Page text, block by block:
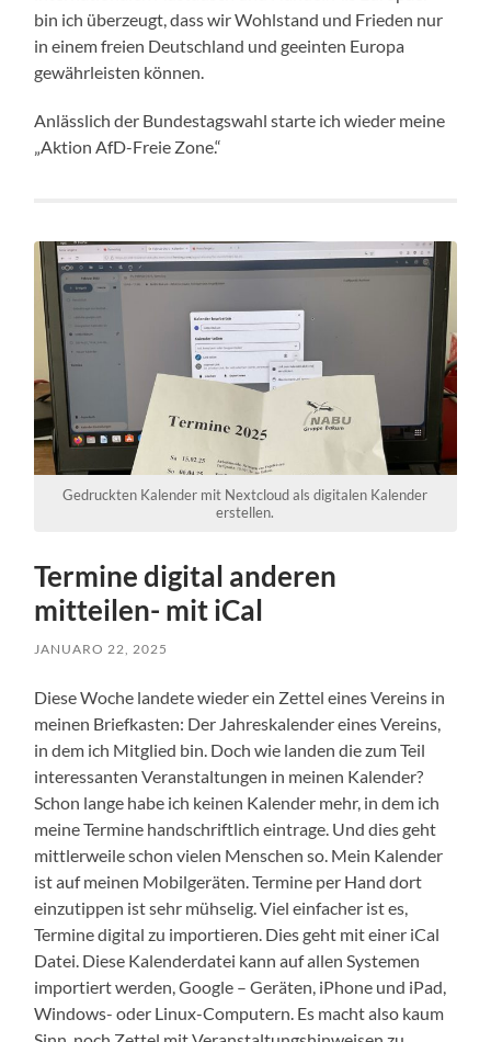
bin ich überzeugt, dass wir Wohlstand und Frieden nur
in einem freien Deutschland und geeinten Europa
gewährleisten können.
Anlässlich der Bundestagswahl starte ich wieder meine
„Aktion AfD-Freie Zone.“
Gedruckten Kalender mit Nextcloud als digitalen Kalender
erstellen.
Termine digital anderen
mitteilen- mit iCal
JANUARO 22, 2025
Diese Woche landete wieder ein Zettel eines Vereins in
meinen Briefkasten: Der Jahreskalender eines Vereins,
in dem ich Mitglied bin. Doch wie landen die zum Teil
interessanten Veranstaltungen in meinen Kalender?
Schon lange habe ich keinen Kalender mehr, in dem ich
meine Termine handschriftlich eintrage. Und dies geht
mittlerweile schon vielen Menschen so. Mein Kalender
ist auf meinen Mobilgeräten. Termine per Hand dort
einzutippen ist sehr mühselig. Viel einfacher ist es,
Termine digital zu importieren. Dies geht mit einer iCal
Datei. Diese Kalenderdatei kann auf allen Systemen
importiert werden, Google – Geräten, iPhone und iPad,
Windows- oder Linux-Computern. Es macht also kaum